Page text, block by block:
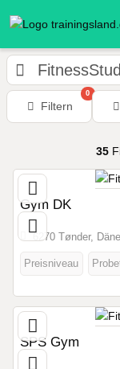
Filtern
0
35
Gym DK
6270 Tønder,
Preisniveau
SPS Gym